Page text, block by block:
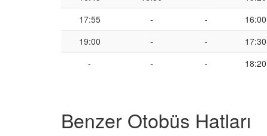
17:55
- - 16:00
19:00
- - 17:30
-
- - 18:20
Benzer Otobüs Hatları